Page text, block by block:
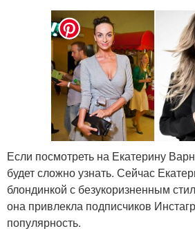
Если посмотреть на Екатерину
будет сложно узнать. Сейчас
блондинкой с безукоризненным
она привлекла подписчиков
популярность.